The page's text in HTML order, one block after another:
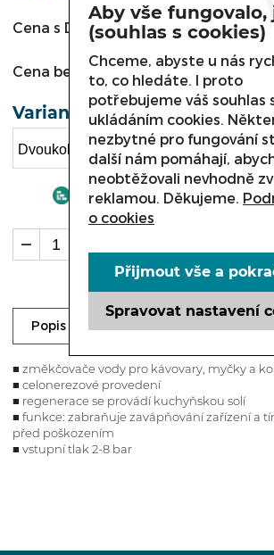
Cena s DPH:
Cena bez DPH:
Varianta
Popis
■ změkčovače vody pro kávovary, myčky a
■ celonerezové provedení
■ regenerace se provádí kuchyňskou solí
■ funkce: zabraňuje zavápňování zařízení a
před poškozením
■ vstupní tlak 2-8 bar
Aby vše fungovalo,
(souhlas s cookies)
Chceme, abyste u nás
to, co hledáte. I proto
potřebujeme váš souhlas
ukládáním cookies.
nezbytné pro fungování
další nám pomáhají,
neobtěžovali nevhodně
reklamou. Děkujeme.
o cookies
Spravovat nastavení
Přijmout vše a